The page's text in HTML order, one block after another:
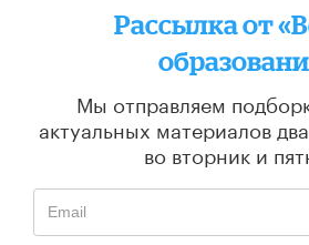
Рассылка от
Мы отправляем
актуальных материалов
во вторник и